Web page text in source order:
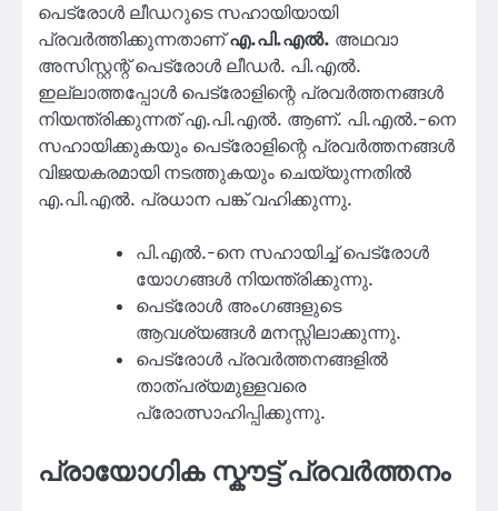
പെട്രോൾ ലീഡറുടെ സഹായിയായി
പ്രവർത്തിക്കുന്നതാണ്എ.പി.എൽ. അഥവാ
അസിസ്റ്റന്റ് പെട്രോൾ ലീഡർ. പി.എൽ.
ഇല്ലാത്തപ്പോൾ പെട്രോളിന്റെ പ്രവർത്തനങ്ങൾ
നിയന്ത്രിക്കുന്നത് എ.പി.എൽ. ആണ്. പി.എൽ.-നെ
സഹായിക്കുകയും പെട്രോളിന്റെ പ്രവർത്തനങ്ങൾ
വിജയകരമായി നടത്തുകയും ചെയ്യുന്നതിൽ
എ.പി.എൽ. പ്രധാന പങ്ക് വഹിക്കുന്നു.
പി.എൽ.-നെ സഹായിച്ച് പെട്രോൾ
യോഗങ്ങൾ നിയന്ത്രിക്കുന്നു.
പെട്രോൾ അംഗങ്ങളുടെ
ആവശ്യങ്ങൾ മനസ്സിലാക്കുന്നു.
പെട്രോൾ പ്രവർത്തനങ്ങളിൽ
താത്പര്യമുള്ളവരെ
പ്രോത്സാഹിപ്പിക്കുന്നു.
പ്രായോഗിക സ്കൗട്ട് പ്രവർത്തനം